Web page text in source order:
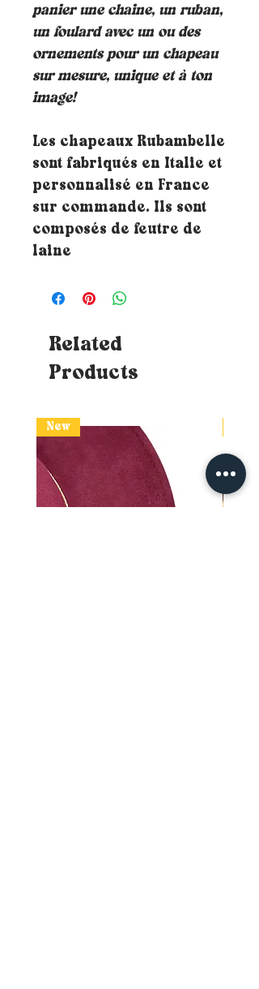
panier une chaine, un ruban,
un foulard avec un ou des
ornements pour un chapeau
sur mesure, unique et à ton
image!
Les chapeaux Rubambelle
sont fabriqués en Italie et
personnalisé en France
sur commande. Ils sont
composés de feutre de
laine
Related
Products
New